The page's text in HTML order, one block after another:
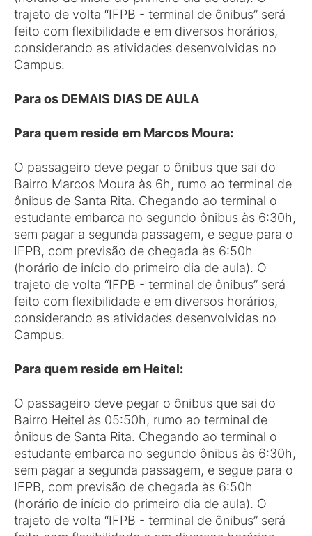
trajeto de volta “IFPB - terminal de ônibus” será
feito com flexibilidade e em diversos horários,
considerando as atividades desenvolvidas no
Campus.
Para os DEMAIS DIAS DE AULA
Para quem reside em Marcos Moura:
O passageiro deve pegar o ônibus que sai do
Bairro Marcos Moura às 6h, rumo ao terminal de
ônibus de Santa Rita. Chegando ao terminal o
estudante embarca no segundo ônibus às 6:30h,
sem pagar a segunda passagem, e segue para o
IFPB, com previsão de chegada às 6:50h
(horário de início do primeiro dia de aula). O
trajeto de volta “IFPB - terminal de ônibus” será
feito com flexibilidade e em diversos horários,
considerando as atividades desenvolvidas no
Campus.
Para quem reside em Heitel:
O passageiro deve pegar o ônibus que sai do
Bairro Heitel às 05:50h, rumo ao terminal de
ônibus de Santa Rita. Chegando ao terminal o
estudante embarca no segundo ônibus às 6:30h,
sem pagar a segunda passagem, e segue para o
IFPB, com previsão de chegada às 6:50h
(horário de início do primeiro dia de aula). O
trajeto de volta “IFPB - terminal de ônibus” será